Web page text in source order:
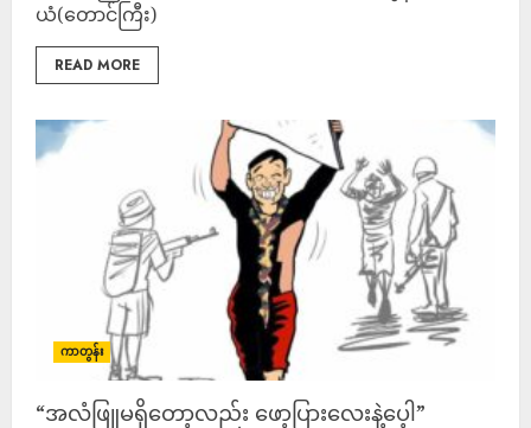
ယံ(တောင်ကြီး)
READ MORE
ကာတွန်း
“အလံဖြူမရှိတော့လည်း ဖော့ပြားလေးနဲ့ပေ့ါ”